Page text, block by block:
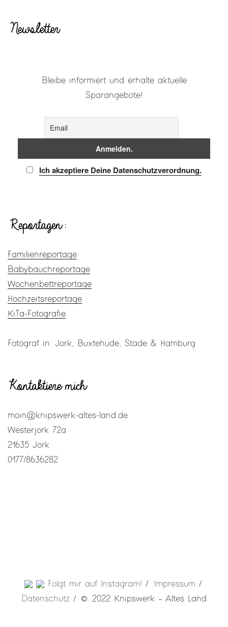
Newsletter
Bleibe informiert und erhalte aktuelle
Sparangebote!
Ich akzeptiere Deine Datenschutzverordnung.
Reportagen:
Familienreportage
Babybauchreportage
Wochenbettreportage
Hochzeitsreportage
KiTa-Fotografie
Fotograf in: Jork, Buxtehude, Stade & Hamburg
Kontaktiere mich
moin@knipswerk-altes-land.de
Westerjork 72a
21635 Jork
0177/8636282
Folgt mir auf Instagram!
Impressum
Datenschutz
© 2022 Knipswerk – Altes Land